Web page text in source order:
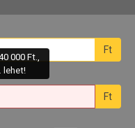
Ft
000 Ft.,
lehet!
Ft